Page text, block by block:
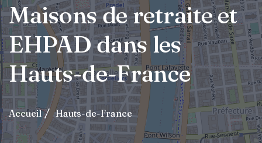
Maisons de retraite et
EHPAD dans les
Hauts-de-France
Accueil Hauts-de-France